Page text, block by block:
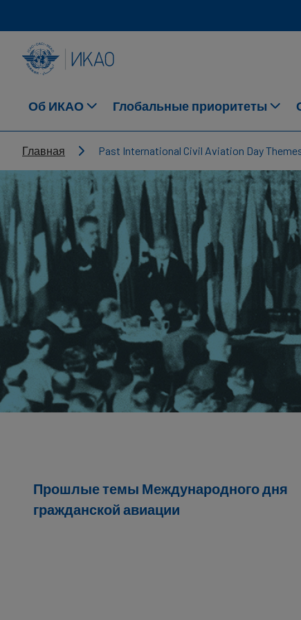
Об ИКАО Глобальные приоритеты
Breadcrumb
Главная Past International Civil Aviation Day
Прошлые темы Международного дня
гражданской авиации